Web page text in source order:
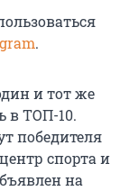
.
и тот же
в ТОП-10.
победителя
спорта и
на